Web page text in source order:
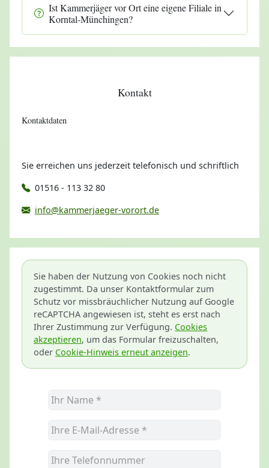
Ist Kammerjäger vor Ort eine eigene Filiale in
Korntal-Münchingen?
Kontakt
Kontaktdaten
Sie erreichen uns jederzeit telefonisch und schriftlich
01516 - 113 32 80
info@kammerjaeger-vorort.de
Sie haben der Nutzung von Cookies noch nicht
zugestimmt. Da unser Kontaktformular zum
Schutz vor missbräuchlicher Nutzung auf Google
reCAPTCHA angewiesen ist, steht es erst nach
Ihrer Zustimmung zur Verfügung. Cookies
akzeptieren, um das Formular freizuschalten,
oder Cookie-Hinweis erneut anzeigen.